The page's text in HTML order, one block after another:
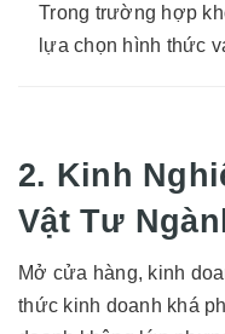
Trong trường hợp
lựa chọn hình thức
2. Kinh
Vật Tư
Mở cửa hàng, kinh
thức kinh doanh khá